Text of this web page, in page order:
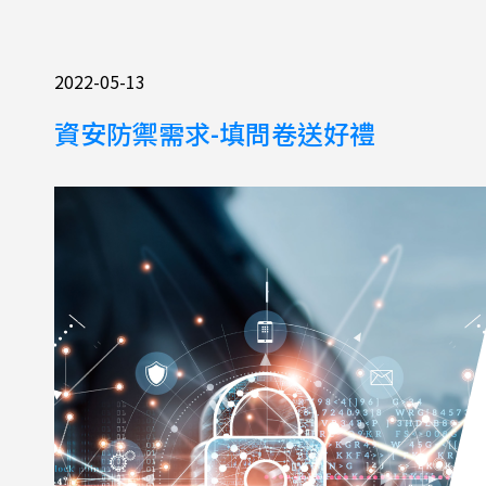
2022-05-13
資安防禦需求-填問卷送好禮